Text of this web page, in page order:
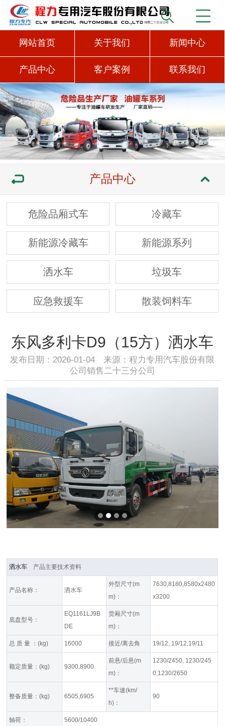
网站首页 关于我们 新闻中心
产品中心 客户案例 联系我们
产品中心
危险品厢式车 冷藏车
新能源冷藏车 新能源系列
洒水车 垃圾车
应急救援车 散装饲料车
东风多利卡D9（15方）洒水车
发布日期：2026-01-04 来源：程力专用汽车股份有限
公司销售二十三分公司
洒水车 产品主要技术资料
产品名称： 洒水车
外型尺寸(m
m)：
7630,8180,8580x2480
x3200
底盘型号：
EQ1161LJ9B
DE
货厢尺寸(m
m)：
总 质 量 ：(kg) 16000 接近/离去角 19/12, 19/12,19/11
额定质量：(kg) 9300,8900
前悬/后悬(m
m)：
1230/2450, 1230/245
0,1230/2650
整备质量：(kg) 6505,6905
**车速(km/
h)：
90
轴荷： 5600/10400